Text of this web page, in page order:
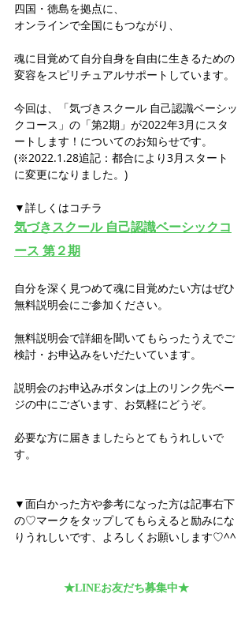
四国・徳島を拠点に、
オンラインで全国にもつながり、
魂に目覚めて自分自身を自由に生きるための
変容をスピリチュアルサポートしています。
今回は、「気づきスクール 自己認識ベーシッ
クコース」の「第2期」が2022年3月にスタ
ートします！についてのお知らせです。
(※2022.1.28追記：都合により3月スタート
に変更になりました。)
▼詳しくはコチラ
気づきスクール 自己認識ベーシックコ
ース 第２期
自分を深く見つめて魂に目覚めたい方はぜひ
無料説明会にご参加ください。
無料説明会で詳細を聞いてもらったうえでご
検討・お申込みをいだたいています。
説明会のお申込みボタンは上のリンク先ペー
ジの中にございます、お気軽にどうぞ。
必要な方に届きましたらとてもうれしいで
す。
▼面白かった方や参考になった方は記事右下
の♡マークをタップしてもらえると励みにな
りうれしいです、よろしくお願いします♡^^
★LINEお友だち募集中★